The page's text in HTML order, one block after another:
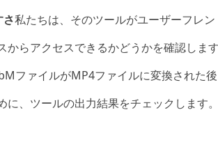
私たちは、そのツールがユーザーフレ
からアクセスできるかどうかを確認します
ファイルがMP4ファイルに変換された
に、ツールの出力結果をチェックします。